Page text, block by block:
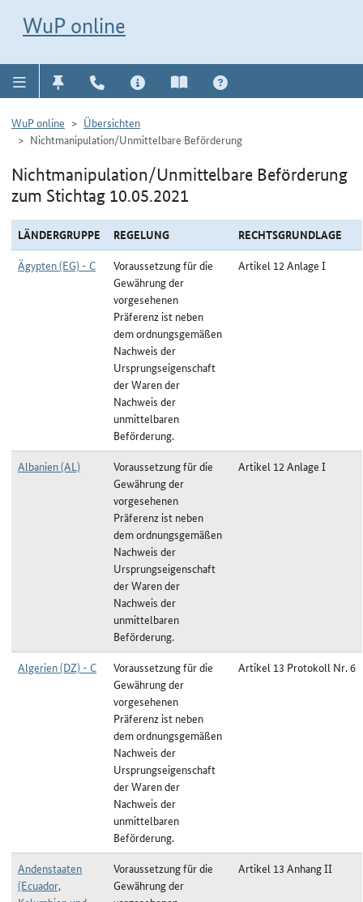
WuP online
WuP online
Übersichten
Nichtmanipulation/Unmittelbare Beförderung
Nichtmanipulation/Unmittelbare Beförderung
zum Stichtag 10.05.2021
LÄNDERGRUPPE REGELUNG
RECHTSGRUNDLAGE
Ägypten (EG) - C
Voraussetzung für die
Gewährung der
vorgesehenen
Präferenz ist neben
dem ordnungsgemäßen
Nachweis der
Ursprungseigenschaft
der Waren der
Nachweis der
unmittelbaren
Beförderung.
Artikel 12 Anlage I
Albanien (AL)
Voraussetzung für die
Gewährung der
vorgesehenen
Präferenz ist neben
dem ordnungsgemäßen
Nachweis der
Ursprungseigenschaft
der Waren der
Nachweis der
unmittelbaren
Beförderung.
Artikel 12 Anlage I
Algerien (DZ) - C
Voraussetzung für die
Gewährung der
vorgesehenen
Präferenz ist neben
dem ordnungsgemäßen
Nachweis der
Ursprungseigenschaft
der Waren der
Nachweis der
unmittelbaren
Beförderung.
Artikel 13 Protokoll Nr. 6
Andenstaaten
(Ecuador,
Voraussetzung für die
Gewährung der
Artikel 13 Anhang II